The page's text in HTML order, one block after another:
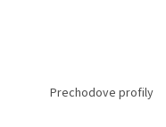
Prechodove profily